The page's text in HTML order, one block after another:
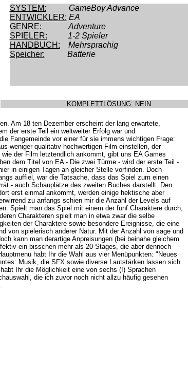
SYSTEM:
GameBoy Advance
ENTWICKLER: EA
GENRE:
Adventure
SPIELER:
1-2 Spieler
HANDBUCH:
Mehrsprachig
Speicher:
Batterie
KOMPLETTLÖSUNG: NEIN
Am 18 ten Dezember erscheint der lang erwartete,
der erste Teil ein weltweiter Erfolg war und
Fangemeinde vor einer für sie immens wichtigen Frage:
weniger qualitativ hochwertigen Film einstellen, der
der Film letztendlich ankommt, gibt uns EA Games
dem Titel von EA - Die zwei Türme - wird der erste Teil -
in einigen Tagen an gleicher Stelle vorfinden. Doch
auffiel, war die Tatsache, dass das Spiel zum einen
- auch Schauplätze des zweiten Buches darstellt. Den
erst einmal ankommt, werden einige hektische aber
zu anfangs schien mir die Anzahl der Levels auf
Spielt man das Spiel mit einem der fünf Charaktere durch,
Charakteren spielt man in etwa zwar die selbe
der Charaktere sowie besondere Ereignisse, die eine
von spielerisch anderer Natur. Mit der Anzahl von sage und
kann man derartige Anpreisungen (bei beinahe gleichem
ein bisschen mehr als 20 Stages, die aber dennoch
habt Ihr die Wahl aus vier Menüpunkten: "Neues
Musik, die SFX sowie diverse Lautstärken lassen sich
Ihr die Möglichkeit eine von sechs (!) Sprachen
die ich zuvor noch nicht allzu häufig gesehen